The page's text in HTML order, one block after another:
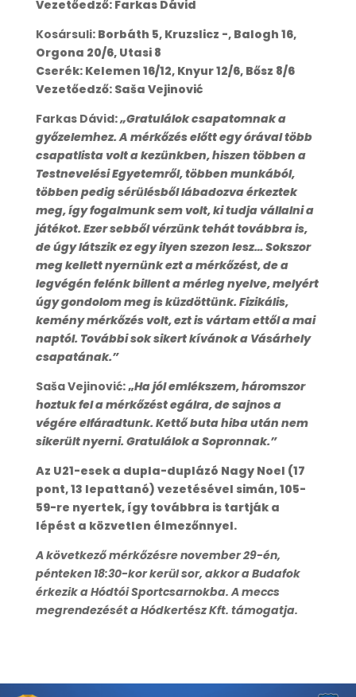
Vezetőedző: Farkas Dávid
Kosársuli: Borbáth 5, Kruzslicz -, Balogh 16,
Orgona 20/6, Utasi 8
Cserék: Kelemen 16/12, Knyur 12/6, Bősz 8/6
Vezetőedző: Saša Vejinović
Farkas Dávid:„Gratulálok csapatomnak a
győzelemhez. A mérkőzés előtt egy órával több
csapatlista volt a kezünkben, hiszen többen a
Testnevelési Egyetemről, többen munkából,
többen pedig sérülésből lábadozva érkeztek
meg, így fogalmunk sem volt, ki tudja vállalni a
játékot. Ezer sebből vérzünk tehát továbbra is,
de úgy látszik ez egy ilyen szezon lesz… Sokszor
meg kellett nyernünk ezt a mérkőzést, de a
legvégén felénk billent a mérleg nyelve, melyért
úgy gondolom meg is küzdöttünk. Fizikális,
kemény mérkőzés volt, ezt is vártam ettől a mai
naptól. További sok sikert kívánok a Vásárhely
csapatának.”
Saša Vejinović: „Ha jól emlékszem, háromszor
hoztuk fel a mérkőzést egálra, de sajnos a
végére elfáradtunk. Kettő buta hiba után nem
sikerült nyerni. Gratulálok a Sopronnak.”
Az U21-esek a dupla-duplázó Nagy Noel (17
pont, 13 lepattanó) vezetésével simán, 105-
59-re nyertek, így továbbra is tartják a
lépést a közvetlen élmezőnnyel.
A következő mérkőzésre november 29-én,
pénteken 18:30-kor kerül sor, akkor a Budafok
érkezik a Hódtói Sportcsarnokba. A meccs
megrendezését a Hódkertész Kft. támogatja.